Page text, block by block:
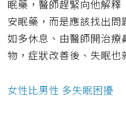
眠藥，醫師趕緊向他解釋
安眠藥，而是應該找出問
如多休息、由醫師開治療
物，症狀改善後、失眠也
女性比男性 多失眠困擾